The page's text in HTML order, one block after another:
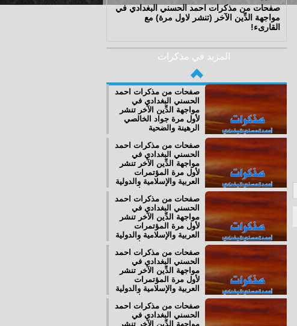
صفحات من مذكرات احمد الحسني البغدادي في
مواجهة الدِّين الآخر (تنشر لاول مرة) مع
القارىء!
المزيد في مذكرات
صفحات من مذكرات احمد
الحسني البغدادي في
مواجهة الدِّين الآخر تنشر
لأول مرة جواد الخالصي
الرهينة والضحية
صفحات من مذكرات احمد
الحسني البغدادي في
مواجهة الدِّين الآخر تنشر
لأول مرة المؤتمرات
العربية والإسلامية والدولية
رفض.. حضور.. مواقف
(20) المـؤتمر القومي –
الإسلامي
صفحات من مذكرات احمد
الحسني البغدادي في
مواجهة الدِّين الآخر تنشر
لأول مرة المؤتمرات
العربية والإسلامية والدولية
رفض.. حضور.. مواقف
(19) المؤتمر الوطني
العراقيّ للتحرير
والديمقراطيّة
صفحات من مذكرات احمد
الحسني البغدادي في
مواجهة الدِّين الآخر تنشر
لأول مرة المؤتمرات
العربية والإسلامية والدولية
رفض.. حضور.. مواقف
(18) الملتقى العَرَبيِّ
الدولي لحق العودة
صفحات من مذكرات احمد
الحسني البغدادي في
مواجهة الدِّين الآخر تنشر